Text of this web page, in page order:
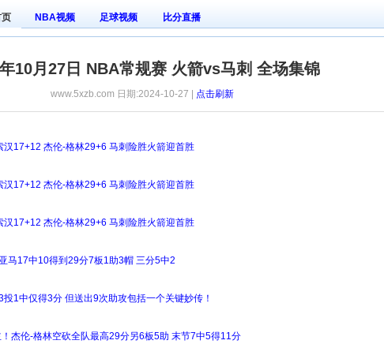
NBA视频 足球视频 比分直播
10月27日 NBA常规赛 火箭vs马刺 全场集锦
www.5xzb.com 日期:2024-10-27 | 点击刷新
汉17+12 杰伦-格林29+6 马刺险胜火箭迎首胜
汉17+12 杰伦-格林29+6 马刺险胜火箭迎首胜
汉17+12 杰伦-格林29+6 马刺险胜火箭迎首胜
马17中10得到29分7板1助3帽 三分5中2
1中仅得3分 但送出9次助攻包括一个关键妙传！
杰伦-格林空砍全队最高29分另6板5助 末节7中5得11分